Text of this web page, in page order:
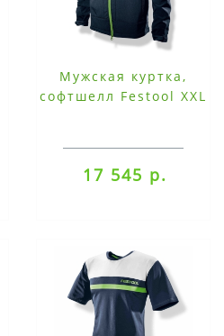
Мужская куртка,
софтшелл Festool XXL
17 545 р.